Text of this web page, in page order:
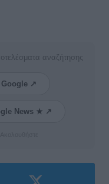
αναζήτησης
↗
News ★ ↗